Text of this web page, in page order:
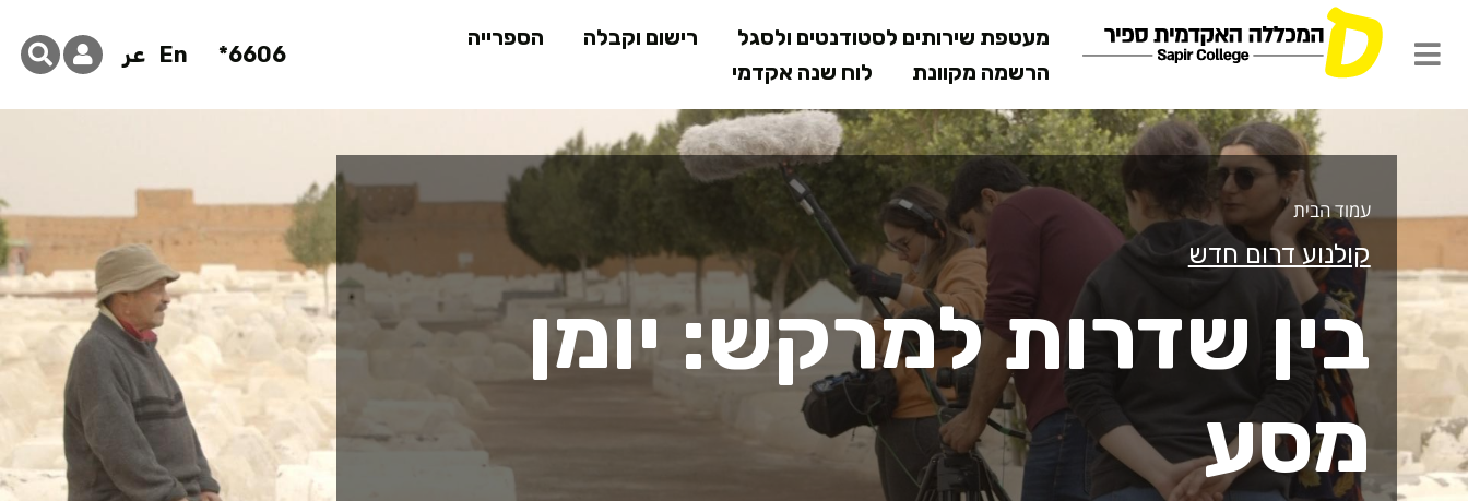
לתוכן
המרכזי
מעטפת שירותים לסטודנטים ולסגל רישום וקבלה
הספרייה
הרשמה מקוונת
לוח שנה אקדמי
6606*
En عر
בין שדרות למרקש: יומן מסע
עמוד הבית
קולנוע דרום חדש
בין שדרות למרקש: יומן
מסע